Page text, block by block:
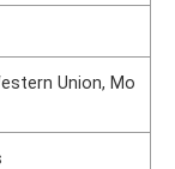
Union, Mo